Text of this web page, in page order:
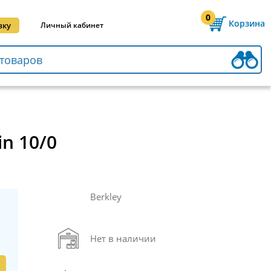
Личный кабинет
0
Корзина
10/0
Berkley
Нет в наличии